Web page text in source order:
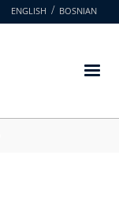
ENGLISH BOSNIAN